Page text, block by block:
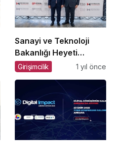
Sanayi ve Teknoloji
Bakanlığı Heyeti
Marmara Teknokent’i
Girişimcilik 1 yıl önce